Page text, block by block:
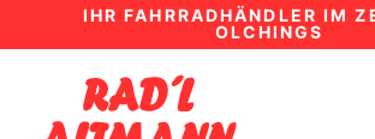
Inhalt
IHR FAHRRADHÄNDLER IM
OLCHINGS